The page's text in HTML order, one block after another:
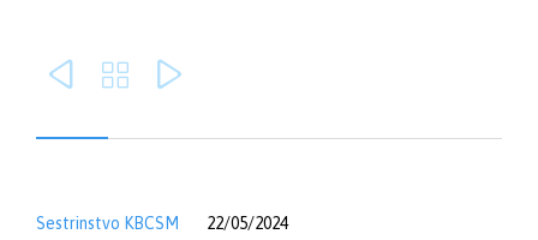
  
Sestrinstvo KBCSM 22/05/2024